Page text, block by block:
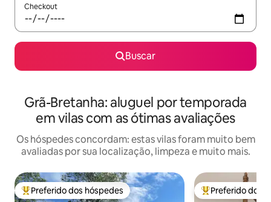
Checkout
Buscar
Grã-Bretanha: aluguel por temporada
em vilas com as ótimas avaliações
Os hóspedes concordam: estas vilas foram muito bem
avaliadas por sua localização, limpeza e muito mais.
Entre os melhores preferidos dos hóspedes
Preferido dos hóspedes Entre os
Preferido dos